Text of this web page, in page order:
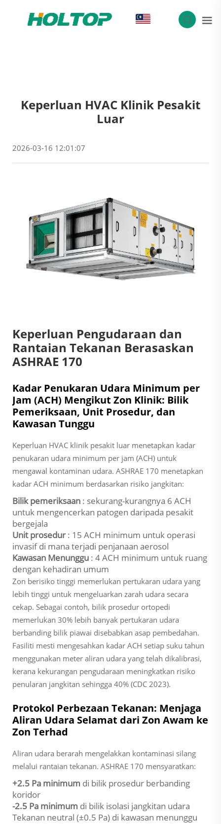
Keperluan HVAC Klinik Pesakit
Luar
2026-03-16 12:01:07
Keperluan Pengudaraan dan
Rantaian Tekanan Berasaskan
ASHRAE 170
Kadar Penukaran Udara Minimum per
Jam (ACH) Mengikut Zon Klinik: Bilik
Pemeriksaan, Unit Prosedur, dan
Kawasan Tunggu
Keperluan HVAC klinik pesakit luar menetapkan kadar
penukaran udara minimum per jam (ACH) untuk
mengawal kontaminan udara. ASHRAE 170 menetapkan
kadar ACH minimum berdasarkan risiko jangkitan:
Bilik pemeriksaan : sekurang-kurangnya 6 ACH
untuk mengencerkan patogen daripada pesakit
bergejala
Unit prosedur: 15 ACH minimum untuk operasi
invasif di mana terjadi penjanaan aerosol
Kawasan Menunggu : 4 ACH minimum untuk ruang
dengan kehadiran umum
Zon berisiko tinggi memerlukan pertukaran udara yang
lebih tinggi untuk mengeluarkan zarah udara secara
cekap. Sebagai contoh, bilik prosedur ortopedi
memerlukan 30% lebih banyak pertukaran udara
berbanding bilik piawai disebabkan asap pembedahan.
Fasiliti mesti mengesahkan kadar ACH setiap suku tahun
menggunakan meter aliran udara yang telah dikalibrasi,
kerana kekurangan pengudaraan meningkatkan risiko
penularan jangkitan sehingga 40% (CDC 2023).
Protokol Perbezaan Tekanan: Menjaga
Aliran Udara Selamat dari Zon Awam ke
Zon Terhad
Aliran udara berarah mengelakkan kontaminasi silang
melalui rantaian tekanan. ASHRAE 170 mensyaratkan:
+2.5 Pa minimum di bilik prosedur berbanding
koridor
-2.5 Pa minimum di bilik isolasi jangkitan udara
Tekanan neutral (±0.5 Pa) di kawasan menunggu